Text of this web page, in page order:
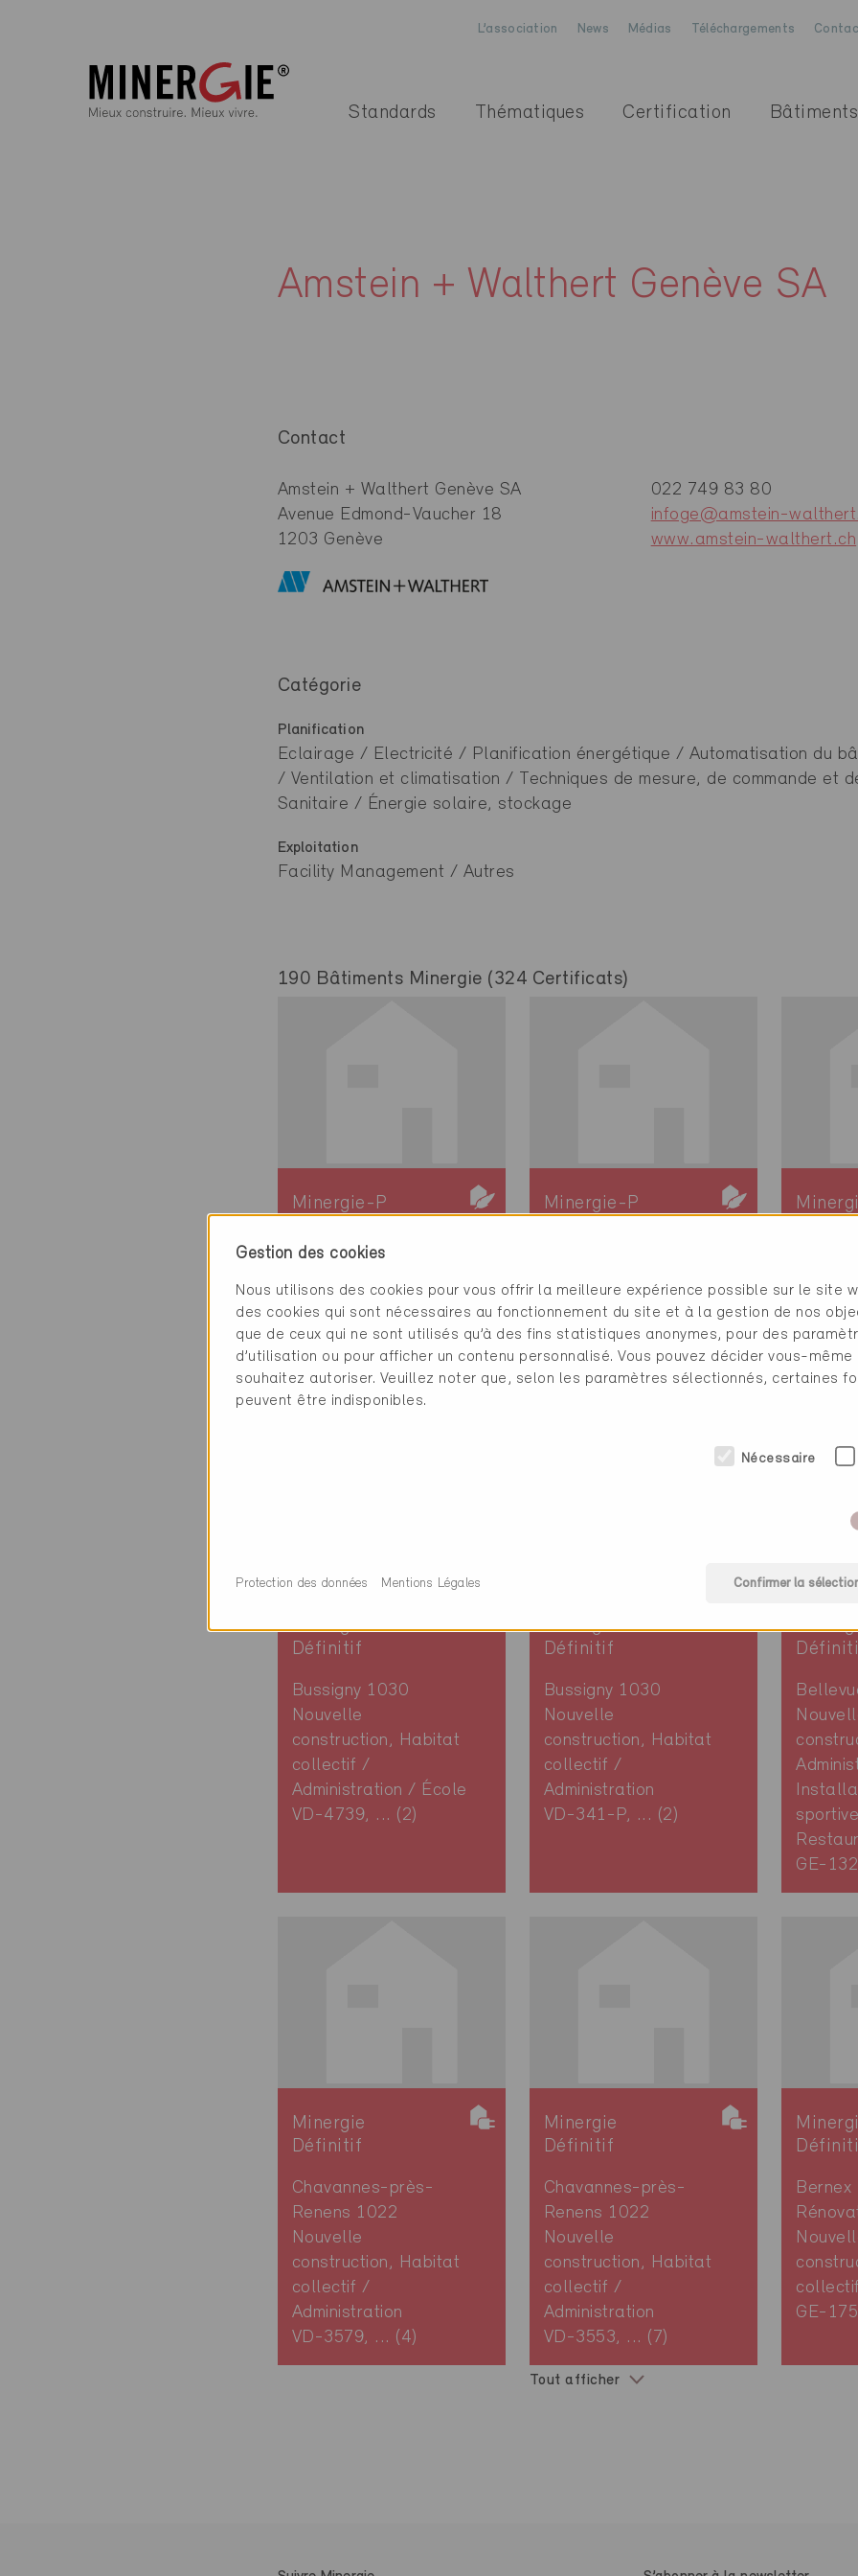
L’association News Médias Téléchargements
Standards Thématiques Certification Bâtiments
Amstein + Walthert Genève SA
Contact
Amstein + Walthert Genève SA
Avenue Edmond-Vaucher 18
1203 Genève
022 749 83 80
infoge@amstein-
www.amstein-walthert.ch
Catégorie
Planification
Eclairage / Electricité / Planification énergétique / Automatisation du
/ Ventilation et climatisation / Techniques de mesure, de commande et
Sanitaire / Énergie solaire, stockage
Exploitation
Facility Management / Autres
190 Bâtiments Minergie (324 Certificats)
Minergie-P
Nouvelle
construction, Habitat
collectif / Commerce
VD-335-P, ... (3)
Minergie-P
Nouvelle
construction, Habitat
collectif / Commerce
VD-333-P, ... (2)
VD-
Minergie
Définitif
Bussigny 1030
Nouvelle
construction, Habitat
collectif /
Administration / École
VD-4739, ... (2)
Minergie-P
Définitif
Bussigny 1030
Nouvelle
construction, Habitat
collectif /
Administration
VD-341-P, ... (2)
GE-
Minergie
Définitif
Chavannes-près-
Renens 1022
Nouvelle
construction, Habitat
collectif /
Administration
VD-3579, ... (4)
Minergie
Définitif
Chavannes-près-
Renens 1022
Nouvelle
construction, Habitat
collectif /
Administration
VD-3553, ... (7)
Bernex
collectif
GE-
Tout afficher
Gestion des cookies
Nous utilisons des cookies pour vous offrir la meilleure expérience possible sur le site
des cookies qui sont nécessaires au fonctionnement du site et à la gestion de nos
que de ceux qui ne sont utilisés qu’à des fins statistiques anonymes, pour des
d’utilisation ou pour afficher un contenu personnalisé. Vous pouvez décider vous-
souhaitez autoriser. Veuillez noter que, selon les paramètres sélectionnés, certaines
peuvent être indisponibles.
Nécessaire
Confirmer la
Protection des données Mentions Légales